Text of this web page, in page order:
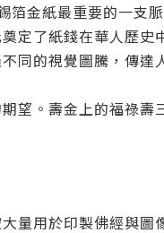
箔金紙最重要的一支脈
定了紙錢在華人歷
同的視覺圖騰，傳達
望。壽金上的福祿壽
量用於印製佛經與